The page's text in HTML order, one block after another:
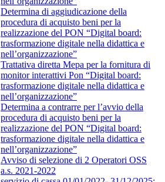
Determina di aggiudicazione della
procedura di acquisto beni per la
realizzazione del PON “Digital board:
trasformazione digitale nella didattica e
nell’organizzazione”
Trattativa diretta Mepa per la fornitura di
monitor interattivi Pon “Digital board:
trasformazione digitale nella didattica e
nell’organizzazione”
Determina a contrarre per l’avvio della
procedura di acquisto beni per la
realizzazione del PON “Digital board:
trasformazione digitale nella didattica e
nell’organizzazione”
Avviso di selezione di 2 Operatori OSS
a.s. 2021-2022